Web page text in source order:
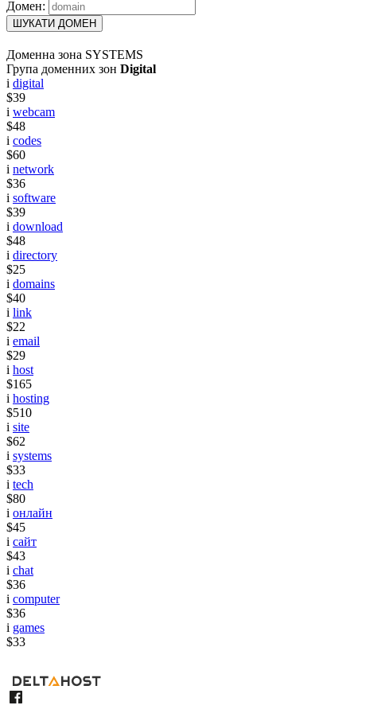
Домен:
ШУКАТИ ДОМЕН
Доменна зона SYSTEMS
Група доменних зон Digital
i digital
$39
i webcam
$48
i codes
$60
i network
$36
i software
$39
i download
$48
i directory
$25
i domains
$40
i link
$22
i email
$29
i host
$165
i hosting
$510
i site
$62
i systems
$33
i tech
$80
i онлайн
$45
i сайт
$43
i chat
$36
i computer
$36
i games
$33